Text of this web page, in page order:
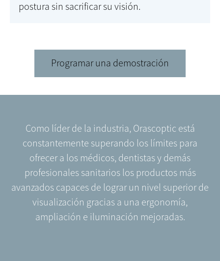
postura sin sacrificar su visión.
Programar una demostración
Como líder de la industria, Orascoptic está
constantemente superando los límites para
ofrecer a los médicos, dentistas y demás
profesionales sanitarios los productos más
avanzados capaces de lograr un nivel superior de
visualización gracias a una ergonomía,
ampliación e iluminación mejoradas.